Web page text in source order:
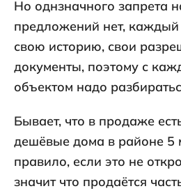
Но однзначного запрета
предложений нет, каждый
свою историю, свои
документы, поэтому с
объектом надо
Бывает, что в продаже
дешёвые дома в районе 5
правило, если это не
значит что продаётся